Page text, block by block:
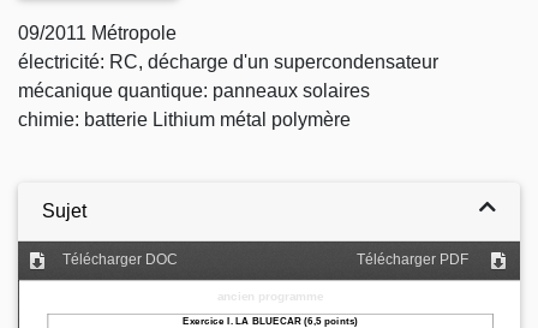
09/2011 Métropole
électricité: RC, décharge d'un supercondensateur
mécanique quantique: panneaux solaires
chimie: batterie Lithium métal polymère
Sujet